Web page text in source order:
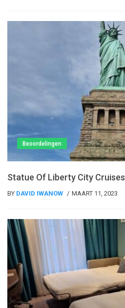
Beoordelingen
Statue Of Liberty City Cruises
BY DAVID IWANOW MAART 11, 2023